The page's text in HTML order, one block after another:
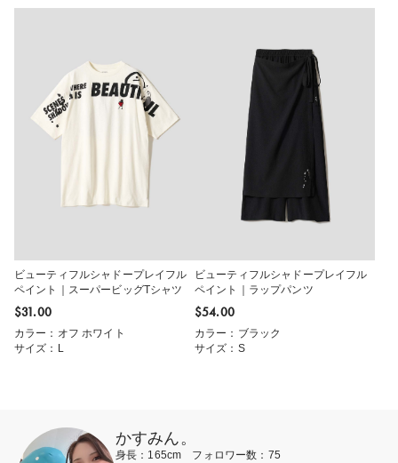
ビューティフルシャドープレイフル
ペイント｜スーパービッグTシャツ
$‌31.00
カラー：オフ ホワイト
サイズ：L
ビューティフルシャドープレイフル
ペイント｜ラップパンツ
$‌54.00
カラー：ブラック
サイズ：S
かすみん。
身長：165cm フォロワー数：75